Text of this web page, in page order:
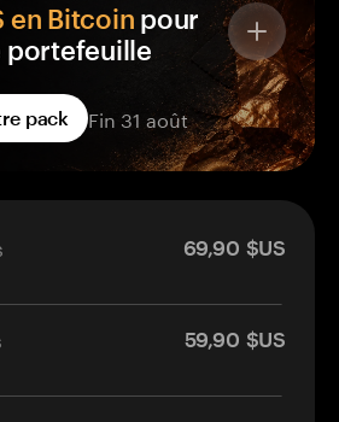
en Bitcoin
portefeuille
Tangem de votre
BTC Reward, crédité sur un
seul contrôlez, pas une
propre portefeuille self-
14 jours après activation
pack Fin 31 août
69,90 $US
59,90 $US